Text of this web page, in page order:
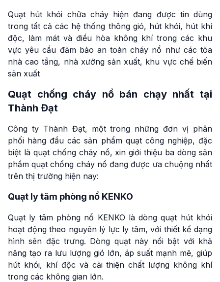
Quạt hút khói chữa cháy hiện đang được tin dùng
trong tất cả các hệ thống thông gió, hút khói, hút khí
độc, làm mát và điều hòa không khí trong các khu
vực yêu cầu đảm bảo an toàn cháy nổ như các tòa
nhà cao tầng, nhà xưởng sản xuất, khu vực chế biến
sản xuất
Quạt chống cháy nổ bán chạy nhất tại
Thành Đạt
Công ty Thành Đạt, một trong những đơn vị phân
phối hàng đầu các sản phẩm quạt công nghiệp, đặc
biệt là quạt chống cháy nổ, xin giới thiệu ba dòng sản
phẩm quạt chống cháy nổ đang được ưa chuộng nhất
trên thị trường hiện nay:
Quạt ly tâm phòng nổ KENKO
Quạt ly tâm phòng nổ KENKO là dòng quạt hút khói
hoạt động theo nguyên lý lực ly tâm, với thiết kế dạng
hình sên đặc trưng. Dòng quạt này nổi bật với khả
năng tạo ra lưu lượng gió lớn, áp suất mạnh mẽ, giúp
hút khói, khí độc và cải thiện chất lượng không khí
trong các không gian lớn.